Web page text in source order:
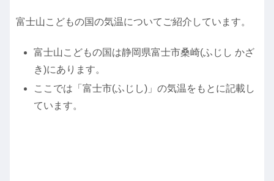
富士山こどもの国の気温についてご紹介しています。
富士山こどもの国は静岡県富士市桑崎(ふじし かざ
き)にあります。
ここでは「富士市(ふじし)」の気温をもとに記載し
ています。